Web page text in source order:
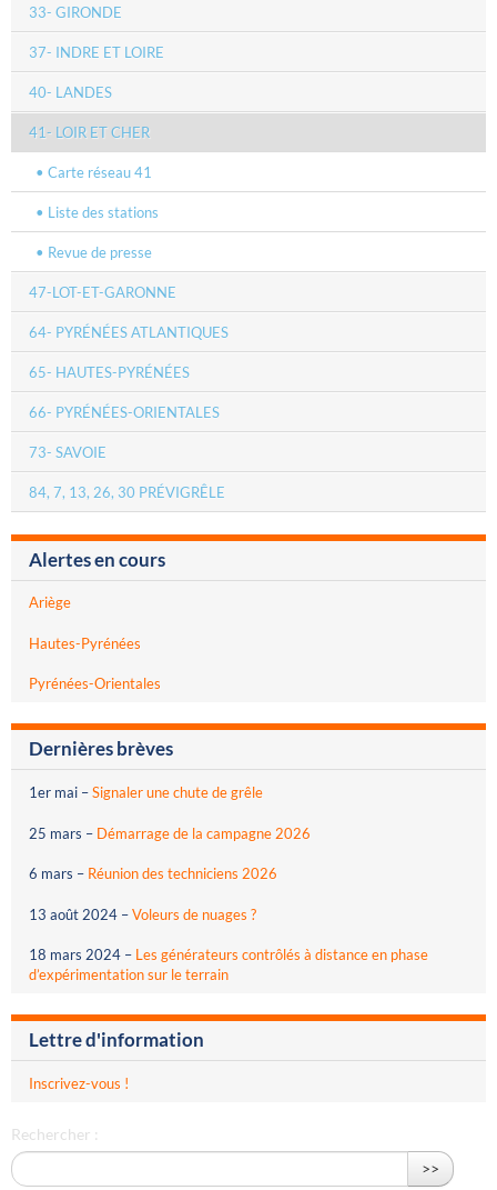
33- GIRONDE
37- INDRE ET LOIRE
40- LANDES
41- LOIR ET CHER
Carte réseau 41
Liste des stations
Revue de presse
47-LOT-ET-GARONNE
64- PYRÉNÉES ATLANTIQUES
65- HAUTES-PYRÉNÉES
66- PYRÉNÉES-ORIENTALES
73- SAVOIE
84, 7, 13, 26, 30 PRÉVIGRÊLE
Alertes en cours
Ariège
Hautes-Pyrénées
Pyrénées-Orientales
Dernières brèves
1er mai –Signaler une chute de grêle
25 mars – Démarrage de la campagne 2026
6 mars – Réunion des techniciens 2026
13 août 2024 –Voleurs de nuages ?
18 mars 2024 – Les générateurs contrôlés à distance en phase
d’expérimentation sur le terrain
Lettre d'information
Inscrivez-vous !
Rechercher :
>>